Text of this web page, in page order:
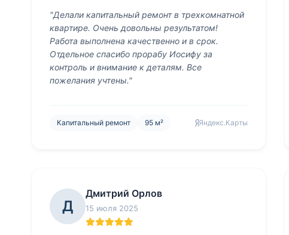
"Делали капитальный ремонт в трехкомнатной
квартире. Очень довольны результатом!
Работа выполнена качественно и в срок.
Отдельное спасибо прорабу Иосифу за
контроль и внимание к деталям. Все
пожелания учтены."
Капитальный ремонт 95 м² Яндекс.Карты
Д
Дмитрий Орлов
15 июля 2025